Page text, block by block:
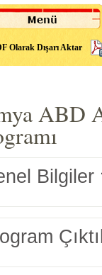
Olarak Dışarı Aktar
ABD
Bilgiler